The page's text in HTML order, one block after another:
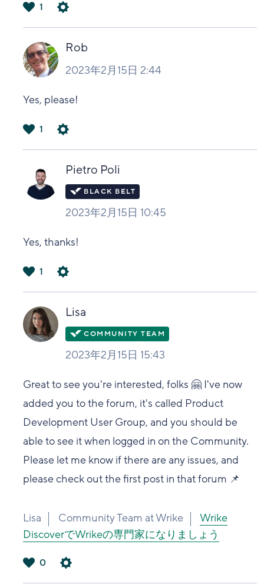
い
1
Rob
2023年2月15日 2:44
Yes, please!
1
Pietro Poli
2023年2月15日 10:45
Yes, thanks!
い
1
Lisa
2023年2月15日 15:43
Great to see you're interested, folks 🤗 I've now
added you to the forum, it's called Product
Development User Group, and you should be
able to see it when logged in on the Community.
Please let me know if there are any issues, and
please check out the first post in that forum 📌
Lisa Community Team at Wrike
Wrike
DiscoverでWrikeの専門家になりましょう
0